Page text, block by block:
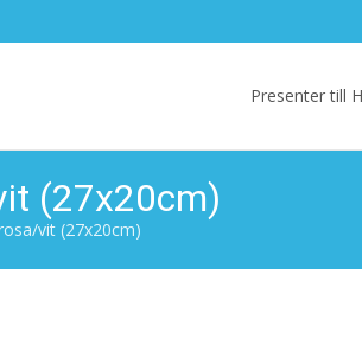
Presenter till
(27x20cm)
vit (27x20cm)